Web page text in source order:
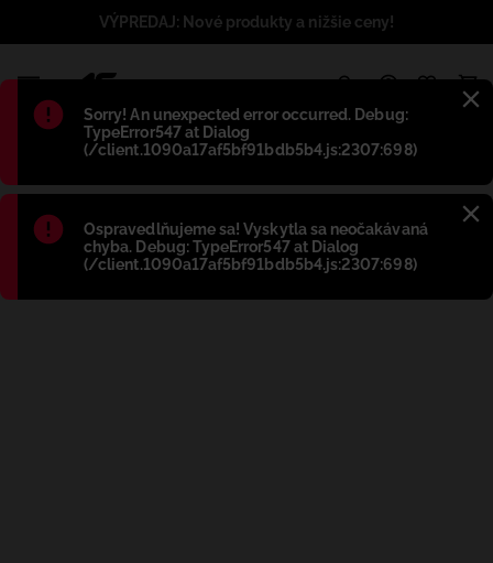
Błąd:
Sorry! An unexpected error occurred. Debug:
TypeError547 at Dialog
(/client.1090a17af5bf91bdb5b4.js:2307:698)
Błąd:
Ospravedlňujeme sa! Vyskytla sa neočakávaná
chyba. Debug: TypeError547 at Dialog
(/client.1090a17af5bf91bdb5b4.js:2307:698)
VÝPREDAJ: Nové produkty a nižšie ceny!